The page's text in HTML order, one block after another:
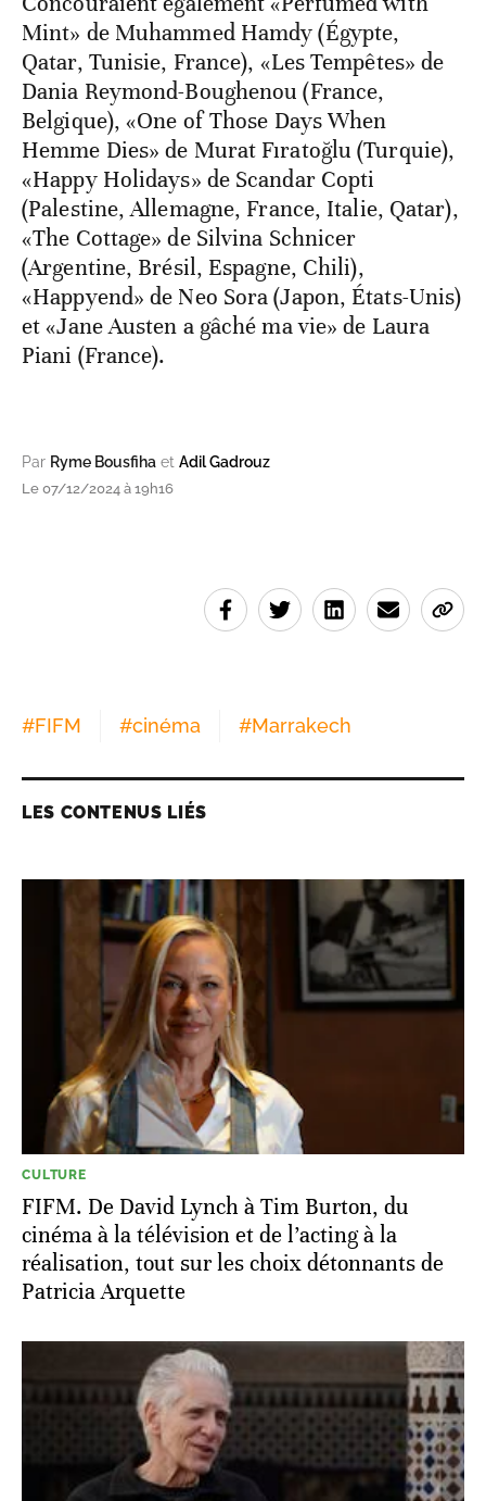
Mint» de Muhammed Hamdy (Égypte,
Qatar, Tunisie, France), «Les Tempêtes» de
Dania Reymond-Boughenou (France,
Belgique), «One of Those Days When
Hemme Dies» de Murat Fıratoğlu (Turquie),
«Happy Holidays» de Scandar Copti
(Palestine, Allemagne, France, Italie, Qatar),
«The Cottage» de Silvina Schnicer
(Argentine, Brésil, Espagne, Chili),
«Happyend» de Neo Sora (Japon, États-Unis)
et «Jane Austen a gâché ma vie» de Laura
Piani (France).
Par Ryme Bousfiha et Adil Gadrouz
Le 07/12/2024 à 19h16
#FIFM #cinéma #Marrakech
LES CONTENUS LIÉS
CULTURE
FIFM. De David Lynch à Tim Burton, du
cinéma à la télévision et de l’acting à la
réalisation, tout sur les choix détonnants de
Patricia Arquette